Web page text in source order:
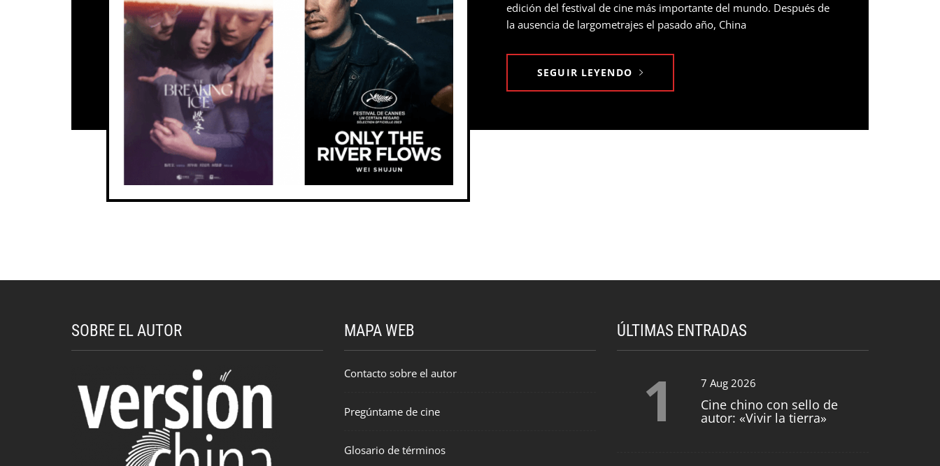
edición del festival de cine más importante del mundo. Después de
la ausencia de largometrajes el pasado año, China
SEGUIR LEYENDO
SOBRE EL AUTOR MAPA WEB
Contacto sobre el autor
Pregúntame de cine
Glosario de términos
ÚLTIMAS ENTRADAS
1 7 Aug 2026
Cine chino con sello de
autor: «Vivir la tierra»